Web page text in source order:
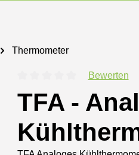
Thermometer
Bewerten
TFA -